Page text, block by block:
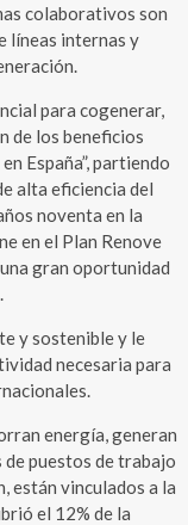
colaborativos son
líneas internas y
para cogenerar,
de los beneficios
España”, partiendo
alta eficiencia del
noventa en la
en el Plan Renove
gran oportunidad
y sostenible y le
necesaria para
energía, generan
de puestos de trabajo
están vinculados a la
el 12% de la